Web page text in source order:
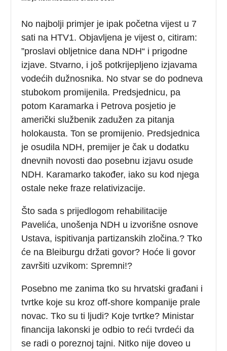
No najbolji primjer je ipak početna vijest u 7
sati na HTV1. Objavljena je vijest o, citiram:
”proslavi obljetnice dana NDH“ i prigodne
izjave. Stvarno, i još potkrijepljeno izjavama
vodećih dužnosnika. No stvar se do podneva
stubokom promijenila. Predsjednicu, pa
potom Karamarka i Petrova posjetio je
američki službenik zadužen za pitanja
holokausta. Ton se promijenio. Predsjednica
je osudila NDH, premijer je čak u dodatku
dnevnih novosti dao posebnu izjavu osude
NDH. Karamarko također, iako su kod njega
ostale neke fraze relativizacije.
Što sada s prijedlogom rehabilitacije
Pavelića, unošenja NDH u izvorišne osnove
Ustava, ispitivanja partizanskih zločina.? Tko
će na Bleiburgu držati govor? Hoće li govor
završiti uzvikom: Spremni!?
Posebno me zanima tko su hrvatski građani i
tvrtke koje su kroz off-shore kompanije prale
novac. Tko su ti ljudi? Koje tvrtke? Ministar
financija lakonski je odbio to reći tvrdeći da
se radi o poreznoj tajni. Nitko nije doveo u